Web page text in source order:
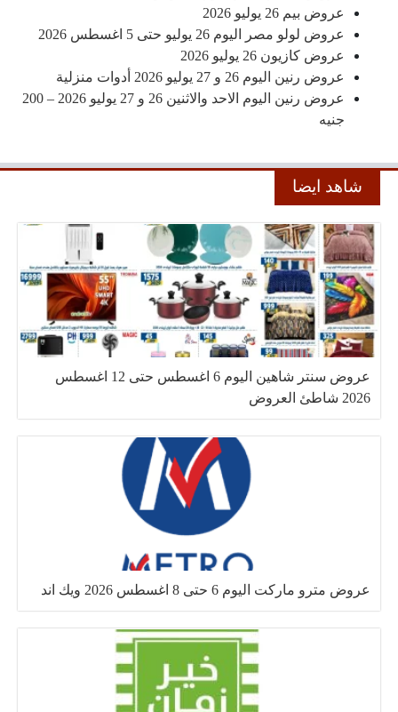
عروض بيم 26 يوليو 2026
عروض لولو مصر اليوم 26 يوليو حتى 5 اغسطس 2026
عروض كازيون 26 يوليو 2026
عروض رنين اليوم 26 و 27 يوليو 2026 أدوات منزلية
عروض رنين اليوم الاحد والاثنين 26 و 27 يوليو 2026 – 200
جنيه
شاهد ايضا
عروض سنتر شاهين اليوم 6 اغسطس حتى 12 اغسطس
2026 شاطئ العروض
عروض مترو ماركت اليوم 6 حتى 8 اغسطس 2026 ويك اند